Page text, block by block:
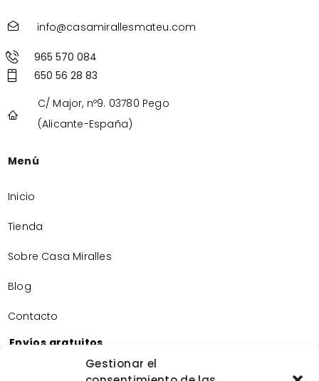
Gestionar el
info@casamirallesmateu.com
965 570 084
650 56 28 83
C/ Major, nº9. 03780 Pego
(Alicante-España)
Menú
Inicio
Tienda
Sobre Casa Miralles
Blog
Contacto
Envíos gratuitos
Envíos gratuitos por la compra de más de 60€.